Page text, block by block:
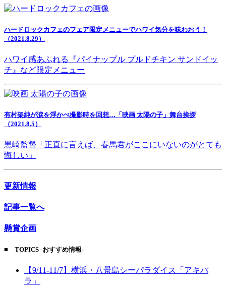
ハードロックカフェのフェア限定メニューでハワイ気分を味わおう！
（2021.8.29）
ハワイ感あふれる『パイナップル プルドチキン サンドイッ
チ』など限定メニュー
有村架純が涙を浮かべ撮影時を回想…「映画 太陽の子」舞台挨拶
（2021.8.5）
黒崎監督「正直に言えば、春馬君がここにいないのがとても
悔しい」
更新情報
記事一覧へ
懸賞企画
■ TOPICS -おすすめ情報-
【9/11-11/7】横浜・八景島シーパラダイス「アキパ
ラ」